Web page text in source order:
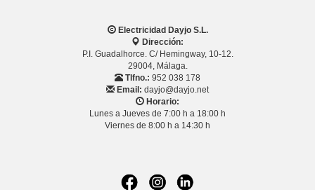
Electricidad Dayjo S.L.
Dirección:
P.I. Guadalhorce. C/ Hemingway, 10-12.
29004, Málaga.
Tlfno.: 952 038 178
Email: dayjo@dayjo.net
Horario:
Lunes a Jueves de 7:00 h a 18:00 h
Viernes de 8:00 h a 14:30 h